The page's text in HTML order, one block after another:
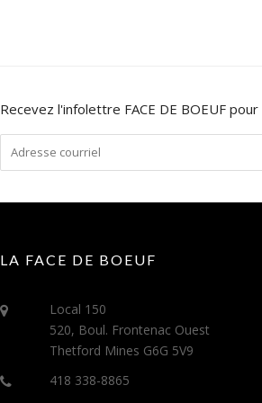
Recevez l'infolettre FACE DE BOEUF
LA FACE DE BOEUF
Local 150
520, Boul. Frontenac Ouest
Thetford Mines G6G 5V9
418 338-8865